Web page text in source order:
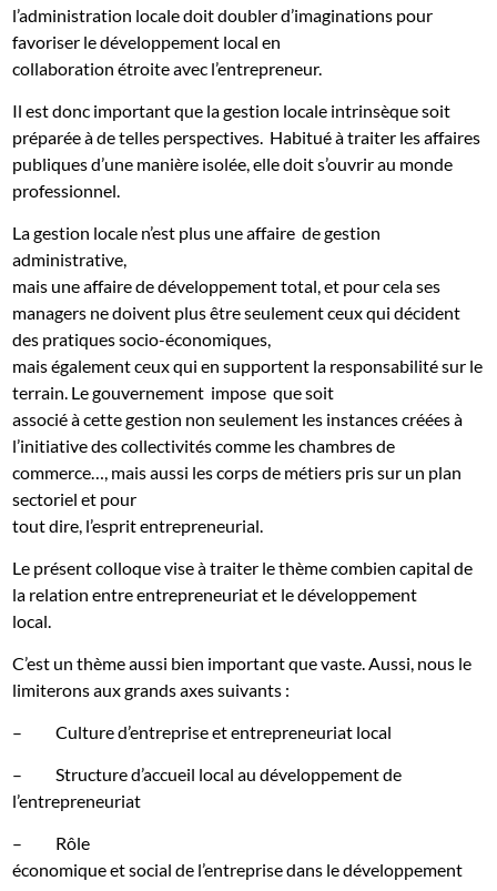
l’administration locale doit doubler d’imaginations pour
favoriser le développement local en
collaboration étroite avec l’entrepreneur.
Il est donc important que la gestion locale intrinsèque soit
préparée à de telles perspectives. Habitué à traiter les affaires
publiques d’une manière isolée, elle doit s’ouvrir au monde
professionnel.
La gestion locale n’est plus une affaire de gestion
administrative,
mais une affaire de développement total, et pour cela ses
managers ne doivent plus être seulement ceux qui décident
des pratiques socio-économiques,
mais également ceux qui en supportent la responsabilité sur le
terrain. Le gouvernement impose que soit
associé à cette gestion non seulement les instances créées à
l’initiative des collectivités comme les chambres de
commerce…, mais aussi les corps de métiers pris sur un plan
sectoriel et pour
tout dire, l’esprit entrepreneurial.
Le présent colloque vise à traiter le thème combien capital de
la relation entre entrepreneuriat et le développement
local.
C’est un thème aussi bien important que vaste. Aussi, nous le
limiterons aux grands axes suivants :
–
Culture d’entreprise et entrepreneuriat local
–
Structure d’accueil local au développement de
l’entrepreneuriat
–
Rôle
économique et social de l’entreprise dans le développement